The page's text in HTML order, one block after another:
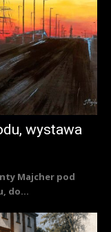
wystawa
Majcher pod
do...